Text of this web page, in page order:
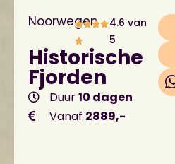
Noorwegen
4.6 van
5
Historische
Fjorden
Duur10 dagen
Vanaf 2889,-